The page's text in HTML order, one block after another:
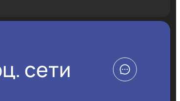
сети